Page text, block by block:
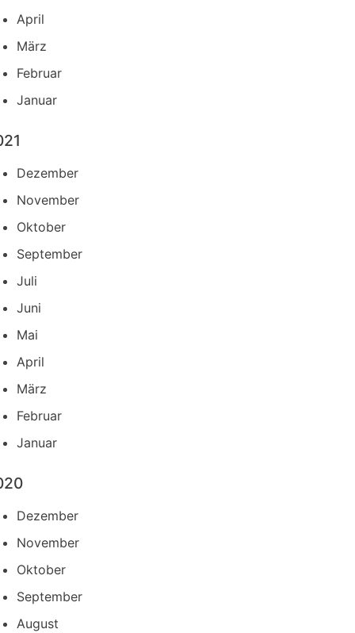
April
März
Februar
Januar
Dezember
November
Oktober
September
Juli
Juni
Mai
April
März
Februar
Januar
Dezember
November
Oktober
September
August